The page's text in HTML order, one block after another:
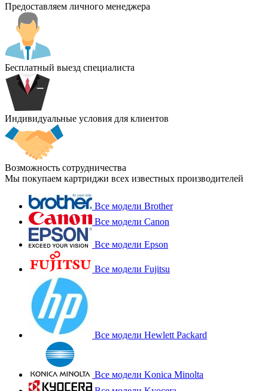
Предоставляем личного менеджера
Бесплатный выезд специалиста
Индивидуальные условия для клиентов
Возможность сотрудничества
Мы покупаем картриджи всех известных производителей
Все модели Brother
Все модели Canon
Все модели Epson
Все модели Fujitsu
Все модели Hewlett Packard
Все модели Konica Minolta